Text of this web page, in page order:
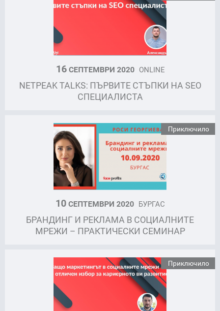
16СЕПТЕМВРИ 2020 ONLINE
NETPEAK TALKS: ПЪРВИТЕ СТЪПКИ НА SEO
СПЕЦИАЛИСТА
Приключило
10СЕПТЕМВРИ 2020 БУРГАС
БРАНДИНГ И РЕКЛАМА В СОЦИАЛНИТЕ
МРЕЖИ – ПРАКТИЧЕСКИ СЕМИНАР
Приключило